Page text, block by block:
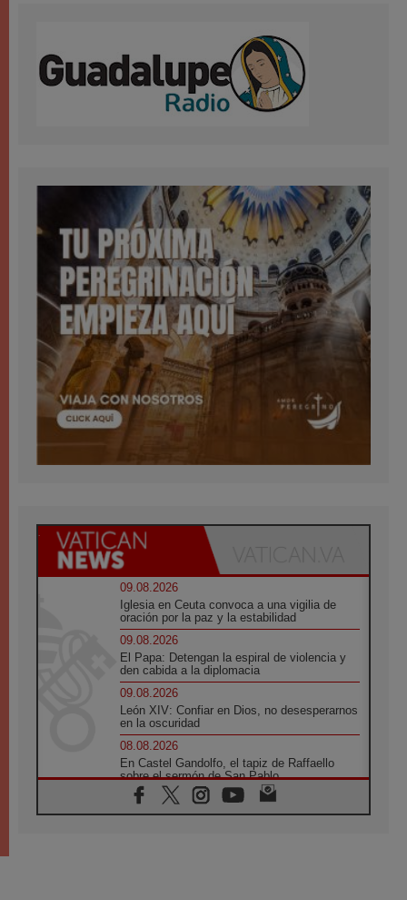
09.08.2026
Iglesia en Ceuta convoca a una vigilia de
oración por la paz y la estabilidad
09.08.2026
El Papa: Detengan la espiral de violencia y
den cabida a la diplomacia
09.08.2026
León XIV: Confiar en Dios, no desesperarnos
en la oscuridad
08.08.2026
En Castel Gandolfo, el tapiz de Raffaello
sobre el sermón de San Pablo
08.08.2026
En Colombia, «la paz no se compra con una